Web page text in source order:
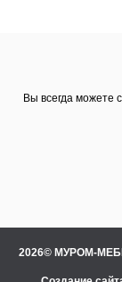
Вы всегда можете
2026© МУРОМ-